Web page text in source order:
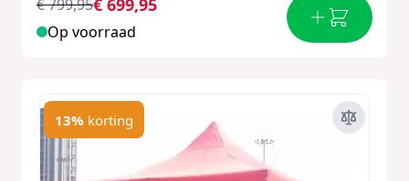
€ 699,95
€ 799,95
Op voorraad
13% korting